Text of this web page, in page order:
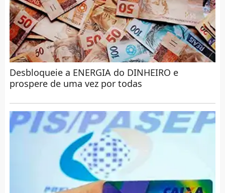
Desbloqueie a ENERGIA do DINHEIRO e
prospere de uma vez por todas